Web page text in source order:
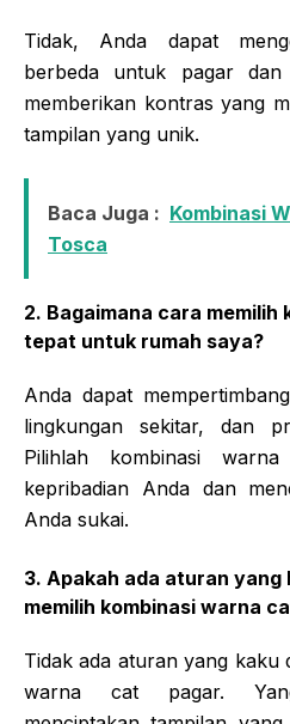
Tidak, Anda dapat
berbeda untuk pagar
memberikan kontras yang
tampilan yang unik.
Baca Juga : Kombinasi
Tosca
2. Bagaimana cara memilih
tepat untuk rumah saya?
Anda dapat
lingkungan sekitar, dan
Pilihlah kombinasi
kepribadian Anda dan
Anda sukai.
3. Apakah ada aturan
memilih kombinasi warna
Tidak ada aturan yang kaku
warna cat pagar.